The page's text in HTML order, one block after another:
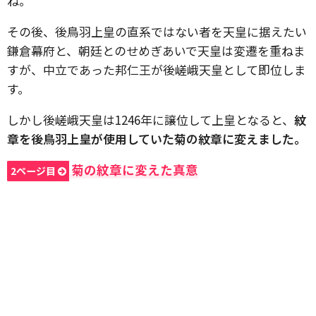
その後、後鳥羽上皇の直系ではない者を天皇に据えたい
鎌倉幕府と、朝廷とのせめぎあいで天皇は変遷を重ねま
すが、中立であった邦仁王が後嵯峨天皇として即位しま
す。
しかし後嵯峨天皇は1246年に譲位して上皇となると、 紋
章を後鳥羽上皇が使用していた菊の紋章に変えました。
2ページ目 菊の紋章に変えた真意